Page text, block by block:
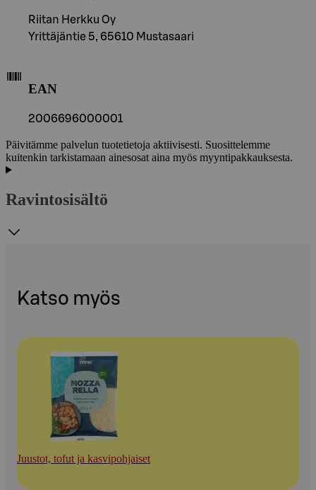
Riitan Herkku Oy
Yrittäjäntie 5, 65610 Mustasaari
EAN
2006696000001
Päivitämme palvelun tuotetietoja aktiivisesti. Suosittelemme
kuitenkin tarkistamaan ainesosat aina myös myyntipakkauksesta.
Ravintosisältö
Katso myös
Juustot, tofut ja kasvipohjaiset